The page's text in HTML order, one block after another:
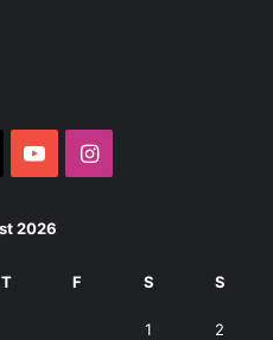
YouTubeInstagram
2026
T F S S
1 2